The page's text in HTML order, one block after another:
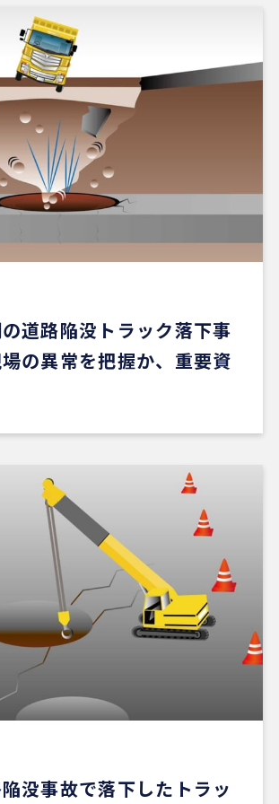
さん対応がスムーズで、とても安心感
。こちらが気になることや質問にも毎
ていただけただけでなく、自分では気
た点まで補足して教えてくださり、
お任せできました。
月前
入でお世話になりました。仲介手数
たのが素晴らしいです。担当の方（中
も豊富で、返事も迅速、物件購入に
もなく、気になる物件についてフラ
す。
口コミより他の口コミを見る
道路陥没トラック落下事
の異常を把握か、重要資
没事故で落下したトラッ